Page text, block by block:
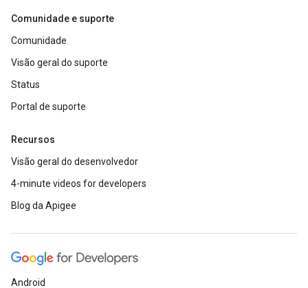
Comunidade e suporte
Comunidade
Visão geral do suporte
Status
Portal de suporte
Recursos
Visão geral do desenvolvedor
4-minute videos for developers
Blog da Apigee
Android